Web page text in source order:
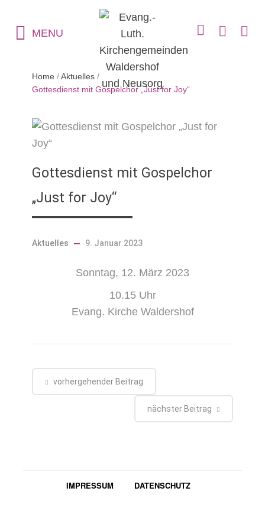
MENU
Home / Aktuelles /
Gottesdienst mit Gospelchor „Just for Joy“
Gottesdienst mit Gospelchor
„Just for Joy“
Aktuelles 9. Januar 2023
Sonntag, 12. März 2023
10.15 Uhr
Evang. Kirche Waldershof
vorhergehender Beitrag
nächster Beitrag
IMPRESSUM DATENSCHUTZ